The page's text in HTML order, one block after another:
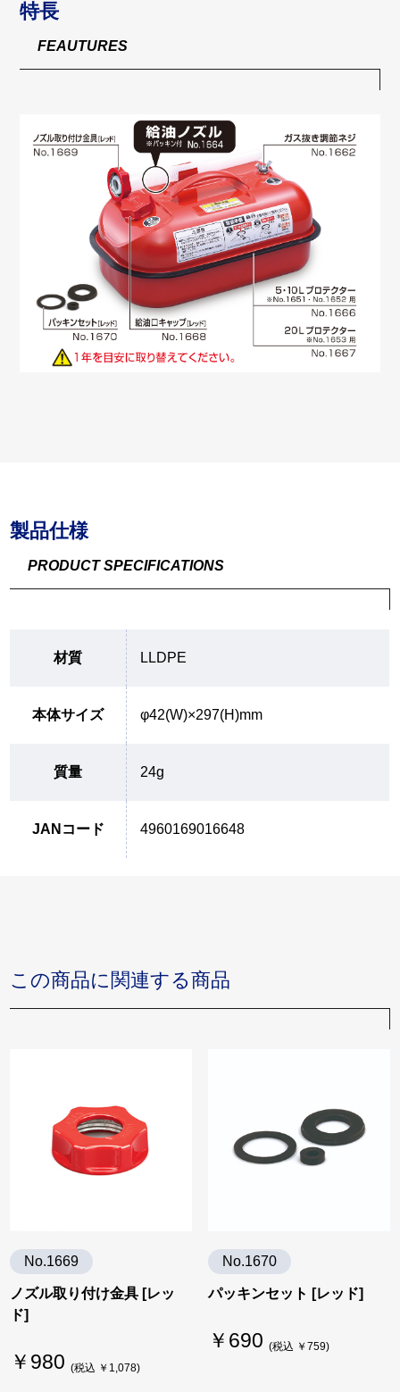
特長
FEAUTURES
製品仕様
PRODUCT SPECIFICATIONS
材質 LLDPE
本体サイズ φ42(W)×297(H)mm
質量 24g
JANコード 4960169016648
この商品に関連する商品
No.1669
ノズル取り付け金具 [レッ
ド]
￥980 (税込 ￥1,078)
No.1670
パッキンセット [レッド]
￥690 (税込 ￥759)